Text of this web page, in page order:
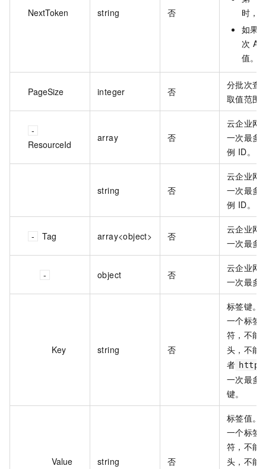
NextToken string 否
时，
如果
次
值。
PageSize integer 否
分批次查
取值范围
ResourceId
array 否
云企业网
一次最多
例 ID。
string 否
云企业网
一次最多
例 ID。
Tag array<object> 否
云企业网
一次最多
object 否
云企业网
一次最多
Key string 否
标签键。
一个标签
符，不能
头，不能
者
一次最多
键。
Value string 否
标签值。
一个标签
符，不能
头，不能